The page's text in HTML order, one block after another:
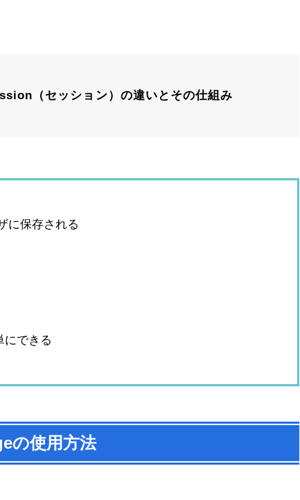
（セッション）の違いとその仕組み
に保存される
にできる
の使用方法